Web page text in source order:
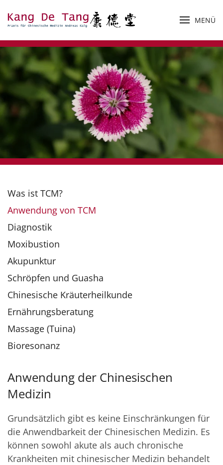
Zum Hauptinhalt springen
MENÜ
Was ist TCM?
Anwendung von TCM
Diagnostik
Moxibustion
Akupunktur
Schröpfen und Guasha
Chinesische Kräuterheilkunde
Ernährungsberatung
Massage (Tuina)
Bioresonanz
Anwendung der Chinesischen
Medizin
Grundsätzlich gibt es keine Einschränkungen für
die Anwendbarkeit der Chinesischen Medizin. Es
können sowohl akute als auch chronische
Krankheiten mit chinesischer Medizin behandelt